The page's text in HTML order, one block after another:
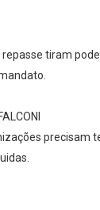
tiram